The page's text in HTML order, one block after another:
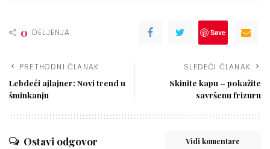
0 DELJENJA Save
PRETHODNI ČLANAK
Lebdeći ajlajner: Novi trend u
šminkanju
SLEDEĆI ČLANAK
Skinite kapu – pokažite
savršenu frizuru
Ostavi odgovor Vidi komentare